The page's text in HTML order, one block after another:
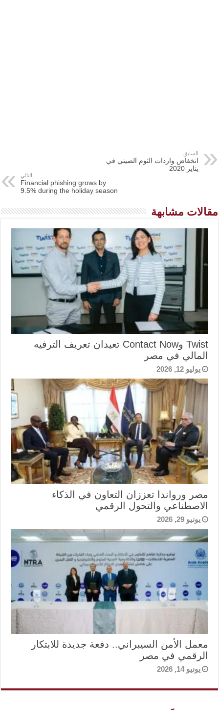
السابق
انخفاض واردات الثوم الصيني في
يناير 2020
التالي
Financial phishing grows by
9.5% during the holiday season
مقالات مشابهة
Twist وContact Now تعيدان تعريف الترفيه
المالي في مصر
يوليو 12, 2026
مصر ورواندا تعززان التعاون في الذكاء
الاصطناعي والتحول الرقمي
يونيو 29, 2026
معمل الأمن السيبراني.. دفعة جديدة للابتكار
الرقمي في مصر
يونيو 14, 2026